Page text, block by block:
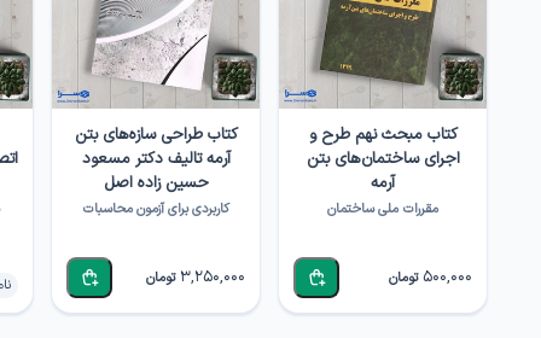
کتاب مبحث نهم طرح و
اجرای ساختمان‌های بتن
آرمه
مقررات ملی ساختمان
500,000 تومان
کتاب طراحی سازه‌‌های بتن
آرمه تالیف دکتر مسعود
حسین زاده اصل
کاربردی برای آزمون محاسبات
3,250,000 تومان